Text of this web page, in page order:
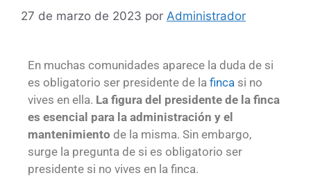
27 de marzo de 2023 por Administrador
En muchas comunidades aparece la duda de si
es obligatorio ser presidente de la finca si no
vives en ella. La figura del presidente de la finca
es esencial para la administración y el
mantenimiento de la misma. Sin embargo,
surge la pregunta de si es obligatorio ser
presidente si no vives en la finca.